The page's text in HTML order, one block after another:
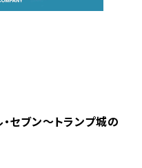
ブン〜トランプ城の